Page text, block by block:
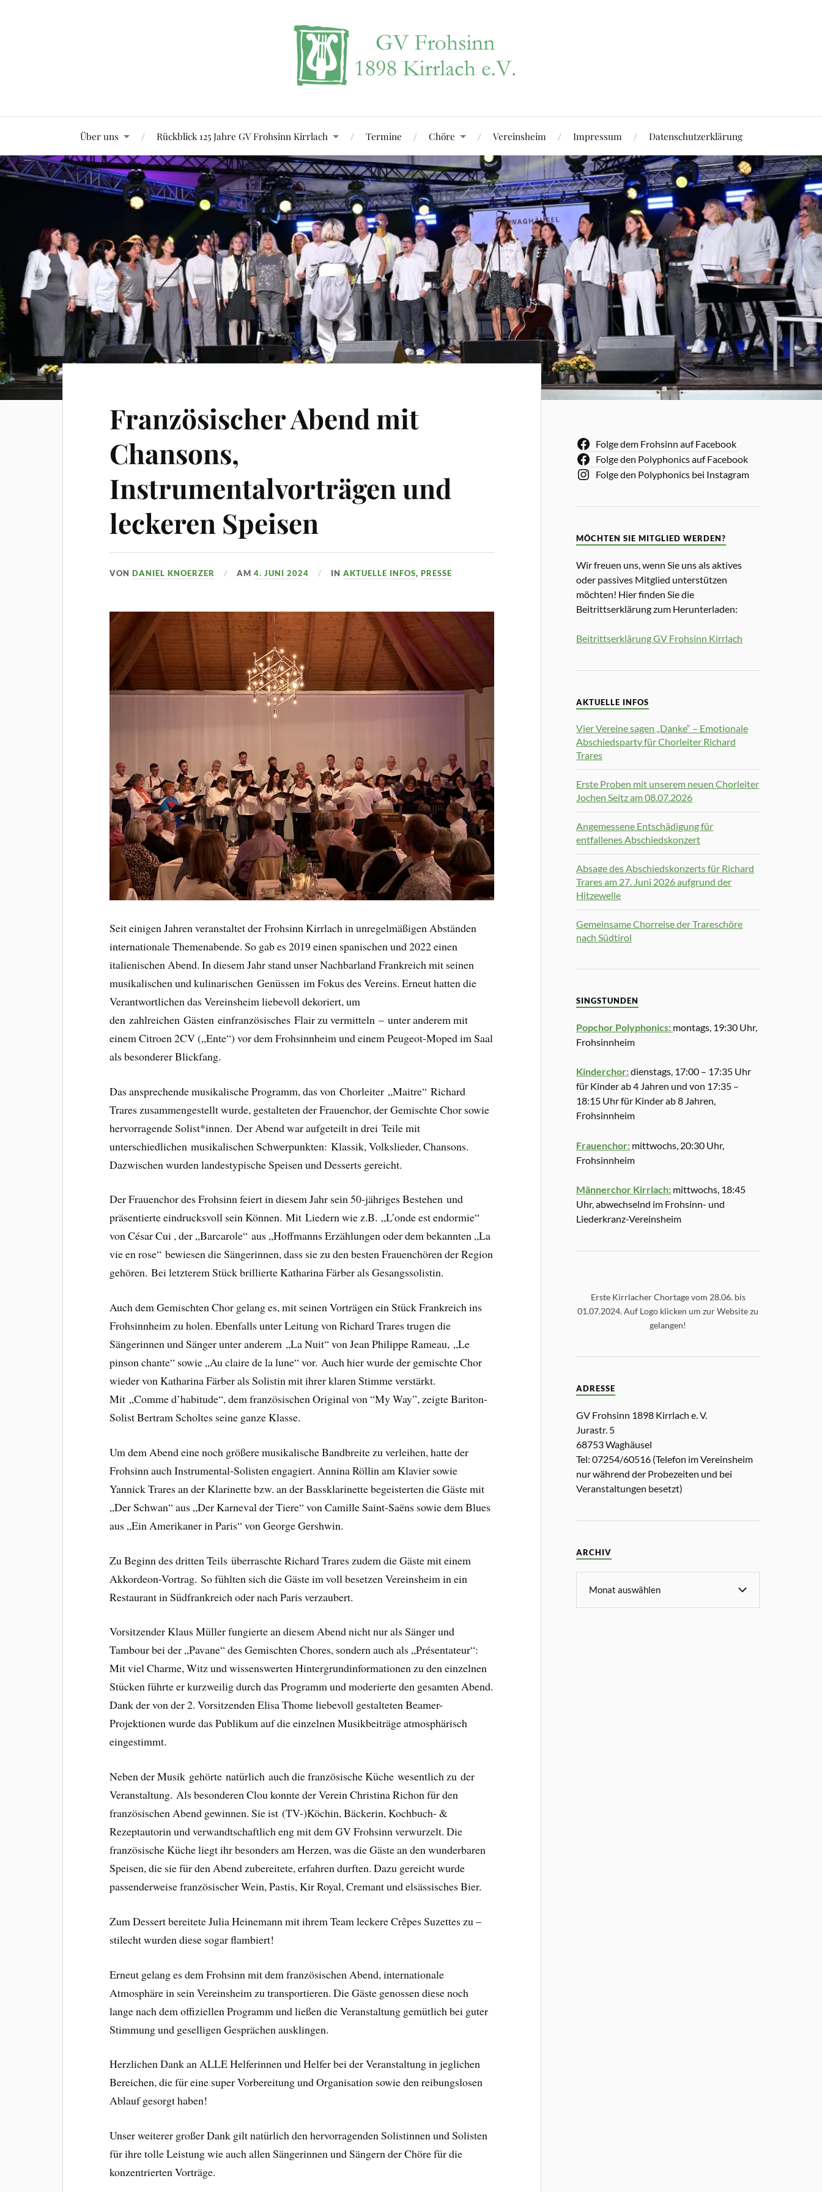
Über uns Rückblick 125 Jahre GV Frohsinn Kirrlach Termine Chöre Vereinsheim Impressum Datenschutzerklärung
Französischer Abend mit
Chansons,
Instrumentalvorträgen und
leckeren Speisen
VONDANIEL KNOERZER AM4. JUNI 2024 INAKTUELLE INFOS,PRESSE
Seit einigen Jahren veranstaltet der Frohsinn Kirrlach in unregelmäßigen Abständen
internationale Themenabende. So gab es 2019 einen spanischen und 2022 einen
italienischen Abend. In diesem Jahr stand unser Nachbarland Frankreich mit seinen
musikalischen und kulinarischen Genüssen im Fokus des Vereins. Erneut hatten die
Verantwortlichen das Vereinsheim liebevoll dekoriert, um
den zahlreichen Gästen einfranzösisches Flair zu vermitteln – unter anderem mit
einem Citroen 2CV („Ente“) vor dem Frohsinnheim und einem Peugeot-Moped im Saal
als besonderer Blickfang.
Das ansprechende musikalische Programm, das von Chorleiter „Maitre“ Richard
Trares zusammengestellt wurde, gestalteten der Frauenchor, der Gemischte Chor sowie
hervorragende Solist*innen. Der Abend war aufgeteilt in drei Teile mit
unterschiedlichen musikalischen Schwerpunkten: Klassik, Volkslieder, Chansons.
Dazwischen wurden landestypische Speisen und Desserts gereicht.
Der Frauenchor des Frohsinn feiert in diesem Jahr sein 50-jähriges Bestehen und
präsentierte eindrucksvoll sein Können. Mit Liedern wie z.B. „L’onde est endormie“
von César Cui , der „Barcarole“ aus „Hoffmanns Erzählungen oder dem bekannten „La
vie en rose“ bewiesen die Sängerinnen, dass sie zu den besten Frauenchören der Region
gehören. Bei letzterem Stück brillierte Katharina Färber als Gesangssolistin.
Auch dem Gemischten Chor gelang es, mit seinen Vorträgen ein Stück Frankreich ins
Frohsinnheim zu holen. Ebenfalls unter Leitung von Richard Trares trugen die
Sängerinnen und Sänger unter anderem „La Nuit“ von Jean Philippe Rameau, „Le
pinson chante“ sowie „Au claire de la lune“ vor. Auch hier wurde der gemischte Chor
wieder von Katharina Färber als Solistin mit ihrer klaren Stimme verstärkt.
Mit „Comme d’habitude“, dem französischen Original von “My Way”, zeigte Bariton-
Solist Bertram Scholtes seine ganze Klasse.
Um dem Abend eine noch größere musikalische Bandbreite zu verleihen, hatte der
Frohsinn auch Instrumental-Solisten engagiert. Annina Röllin am Klavier sowie
Yannick Trares an der Klarinette bzw. an der Bassklarinette begeisterten die Gäste mit
„Der Schwan“ aus „Der Karneval der Tiere“ von Camille Saint-Saëns sowie dem Blues
aus „Ein Amerikaner in Paris“ von George Gershwin.
Zu Beginn des dritten Teils überraschte Richard Trares zudem die Gäste mit einem
Akkordeon-Vortrag. So fühlten sich die Gäste im voll besetzen Vereinsheim in ein
Restaurant in Südfrankreich oder nach Paris verzaubert.
Vorsitzender Klaus Müller fungierte an diesem Abend nicht nur als Sänger und
Tambour bei der „Pavane“ des Gemischten Chores, sondern auch als „Présentateur“:
Mit viel Charme, Witz und wissenswerten Hintergrundinformationen zu den einzelnen
Stücken führte er kurzweilig durch das Programm und moderierte den gesamten Abend.
Dank der von der 2. Vorsitzenden Elisa Thome liebevoll gestalteten Beamer-
Projektionen wurde das Publikum auf die einzelnen Musikbeiträge atmosphärisch
eingestimmt.
Neben der Musik gehörte natürlich auch die französische Küche wesentlich zu der
Veranstaltung. Als besonderen Clou konnte der Verein Christina Richon für den
französischen Abend gewinnen. Sie ist (TV-)Köchin, Bäckerin, Kochbuch- &
Rezeptautorin und verwandtschaftlich eng mit dem GV Frohsinn verwurzelt. Die
französische Küche liegt ihr besonders am Herzen, was die Gäste an den wunderbaren
Speisen, die sie für den Abend zubereitete, erfahren durften. Dazu gereicht wurde
passenderweise französischer Wein, Pastis, Kir Royal, Cremant und elsässisches Bier.
Zum Dessert bereitete Julia Heinemann mit ihrem Team leckere Crêpes Suzettes zu –
stilecht wurden diese sogar flambiert!
Erneut gelang es dem Frohsinn mit dem französischen Abend, internationale
Atmosphäre in sein Vereinsheim zu transportieren. Die Gäste genossen diese noch
lange nach dem offiziellen Programm und ließen die Veranstaltung gemütlich bei guter
Stimmung und geselligen Gesprächen ausklingen.
Herzlichen Dank an ALLE Helferinnen und Helfer bei der Veranstaltung in jeglichen
Bereichen, die für eine super Vorbereitung und Organisation sowie den reibungslosen
Ablauf gesorgt haben!
Unser weiterer großer Dank gilt natürlich den hervorragenden Solistinnen und Solisten
für ihre tolle Leistung wie auch allen Sängerinnen und Sängern der Chöre für die
konzentrierten Vorträge.
Folge dem Frohsinn auf Facebook
Folge den Polyphonics auf Facebook
Folge den Polyphonics bei Instagram
MÖCHTEN SIE MITGLIED WERDEN?
Wir freuen uns, wenn Sie uns als aktives
oder passives Mitglied unterstützen
möchten! Hier finden Sie die
Beitrittserklärung zum Herunterladen:
Beitrittserklärung GV Frohsinn Kirrlach
AKTUELLE INFOS
Vier Vereine sagen „Danke“ – Emotionale
Abschiedsparty für Chorleiter Richard
Trares
Erste Proben mit unserem neuen Chorleiter
Jochen Seitz am 08.07.2026
Angemessene Entschädigung für
entfallenes Abschiedskonzert
Absage des Abschiedskonzerts für Richard
Trares am 27. Juni 2026 aufgrund der
Hitzewelle
Gemeinsame Chorreise der Trareschöre
nach Südtirol
SINGSTUNDEN
Popchor Polyphonics: montags, 19:30 Uhr,
Frohsinnheim
Kinderchor:dienstags, 17:00 – 17:35 Uhr
für Kinder ab 4 Jahren und von 17:35 –
18:15 Uhr für Kinder ab 8 Jahren,
Frohsinnheim
Frauenchor: mittwochs, 20:30 Uhr,
Frohsinnheim
Männerchor Kirrlach: mittwochs, 18:45
Uhr, abwechselnd im Frohsinn- und
Liederkranz-Vereinsheim
Erste Kirrlacher Chortage vom 28.06. bis
01.07.2024. Auf Logo klicken um zur Website zu
gelangen!
ADRESSE
GV Frohsinn 1898 Kirrlach e. V.
Jurastr. 5
68753 Waghäusel
Tel: 07254/60516 (Telefon im Vereinsheim
nur während der Probezeiten und bei
Veranstaltungen besetzt)
ARCHIV